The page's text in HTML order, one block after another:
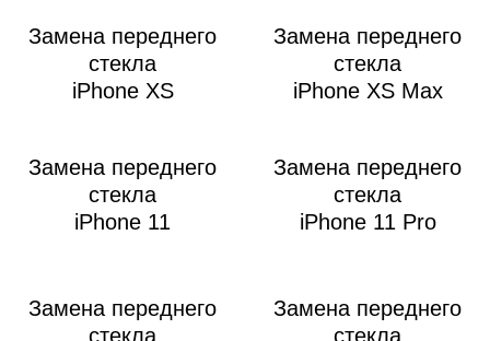
Замена переднего
стекла
iPhone XS
Замена переднего
стекла
iPhone XS Max
Замена переднего
стекла
iPhone 11
Замена переднего
стекла
iPhone 11 Pro
Замена переднего
стекла
Замена переднего
стекла